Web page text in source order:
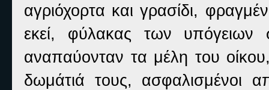
αγριόχορτα και γρασίδι,
εκεί, φύλακας των
αναπαύονταν τα μέλη του
δωμάτιά τους, ασφαλισμένοι